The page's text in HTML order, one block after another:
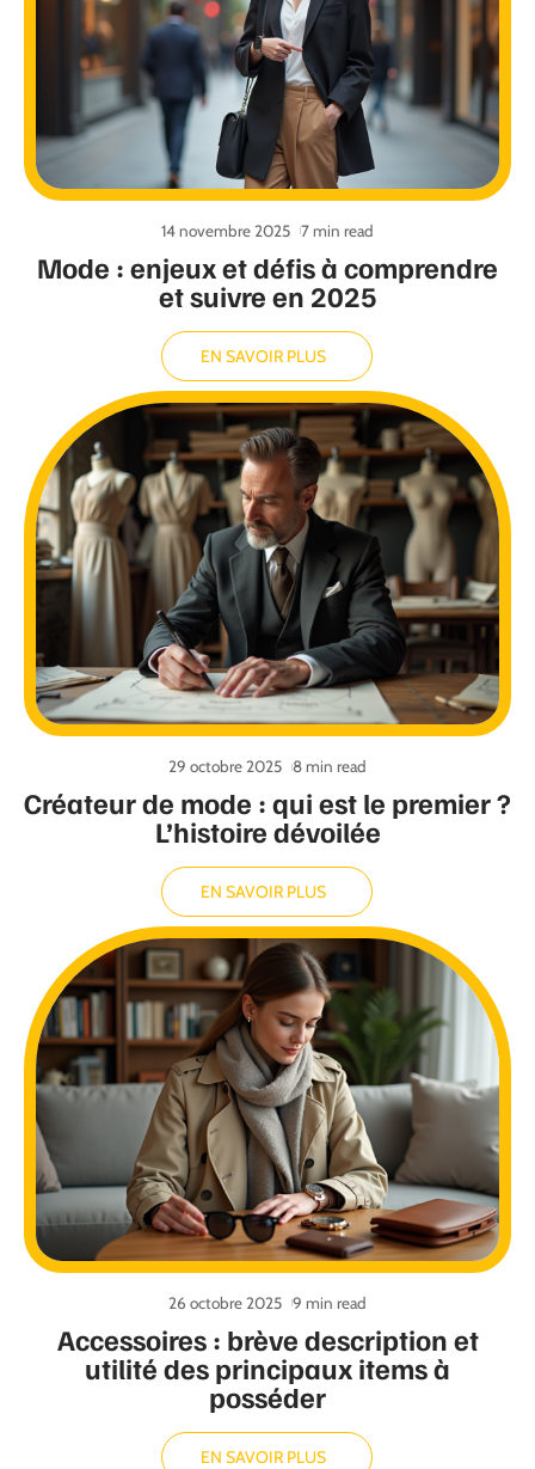
Mode : enjeux et défis à comprendre
et suivre en 2025
14 novembre 2025 7 min read
EN SAVOIR PLUS
Créateur de mode : qui est le premier ?
L’histoire dévoilée
29 octobre 2025 8 min read
EN SAVOIR PLUS
Accessoires : brève description et
utilité des principaux items à
posséder
26 octobre 2025 9 min read
EN SAVOIR PLUS